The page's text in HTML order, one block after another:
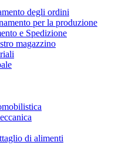
degli ordini
per la produzione
e Spedizione
magazzino
di alimenti